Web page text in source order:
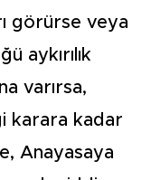
görürse veya
aykırılık
varırsa,
karara kadar
Anayasaya